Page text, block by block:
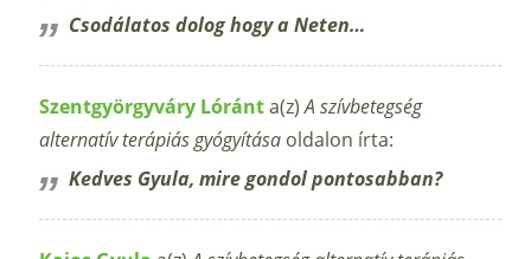
Csodálatos dolog hogy a Neten…
Szentgyörgyváry Lóránta(z)A szívbetegség
alternatív terápiás gyógyítása oldalon írta:
Kedves Gyula, mire gondol pontosabban?